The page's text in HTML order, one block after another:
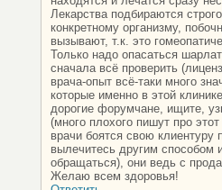
Лекарства подбираются
конкретному организму,
вызывают, т.к. это
Только надо опасаться
сначала всё проверить
врача-опыт всё-таки много
которые именно в этой
дорогие форумчане, ищите,
(много плохого пишут про
врачи боятся свою клиентуру
вылечитесь другим способом
обращаться), они ведь с
Желаю всем здоровья!